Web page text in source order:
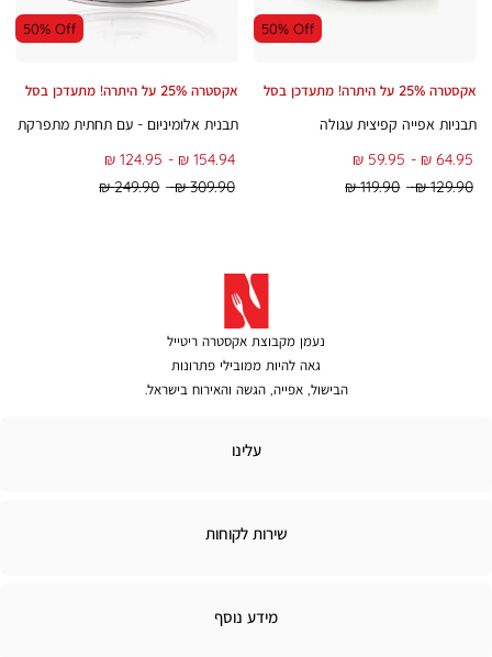
50% Off
אקסטרה 25% על היתרה! מתעדכן בסל
תבניות אפייה קפיצית עגולה
Regular
119.90 ₪
Regular
129.90 ₪
From
59.95 ₪ To
64.95 ₪
50% Off
אקסטרה 25% על היתרה! מתעדכן בסל
תבנית אלומיניום - עם תחתית מתפרקת
Regular
249.90 ₪
Regular
309.90 ₪
From
124.95 ₪ To
154.94 ₪
נעמן מקבוצת אקסטרה ריטייל
גאה להיות ממובילי פתרונות
הבישול, אפייה, הגשה והאירוח בישראל.
עלינו
שירות לקוחות
מידע
מידע נוסף